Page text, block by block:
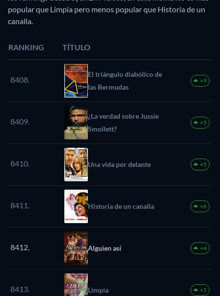
popular que Limpia pero menos popular que Historia de un
canalla.
RANKING TÍTULO
8408.
El triángulo diabólico de
las Bermudas
+9
8409.
¿La verdad sobre Jussie
Smollett?
+5
8410. Una vida por delante +5
8411. Historia de un canalla +6
8412. Alguien así +4
8413. Limpia +5